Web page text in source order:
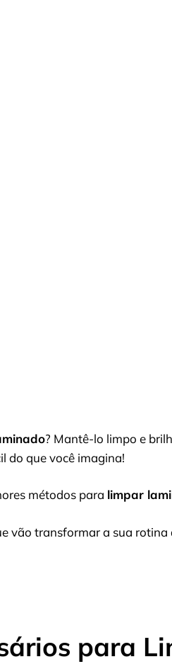
? Mantê-lo limpo e
do que você imagina!
métodos para limpar
vão transformar a sua rotina
para